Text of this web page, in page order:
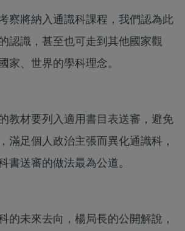
察將納入通識科課程，我們認為此
認識，甚至也可走到其他國家觀
家、世界的學科理念。
教材要列入適用書目表送審，避免
滿足個人政治主張而異化通識科，
書送審的做法最為公道。
的未來去向，楊局長的公開解說，